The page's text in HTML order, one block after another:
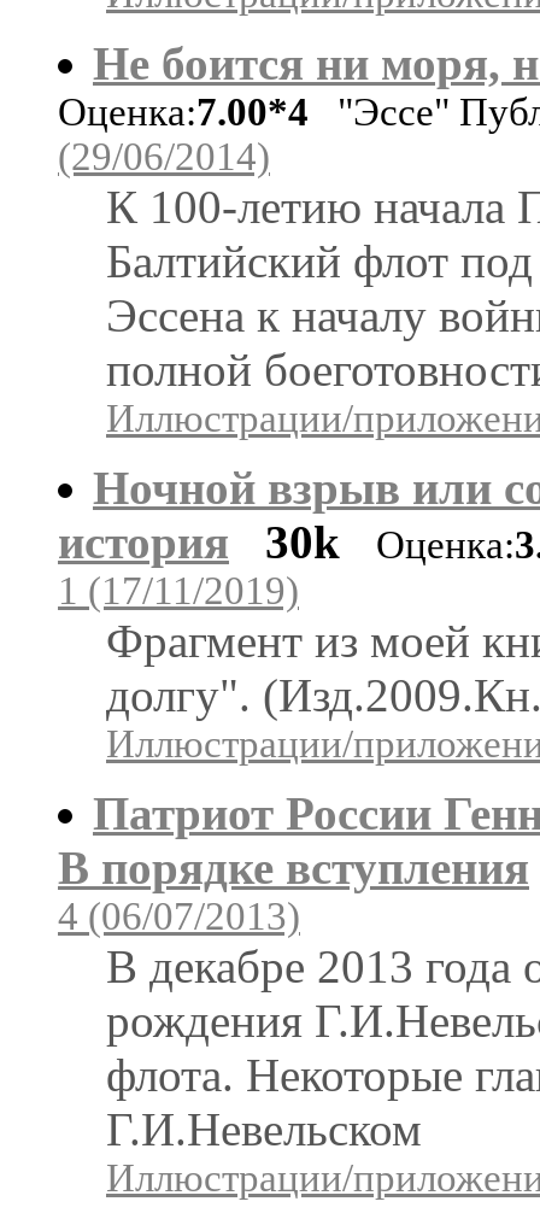
Не боится ни моря,
Оценка:7.00*4 "Эссе"
(29/06/2014)
К 100-летию начала
Балтийский флот
Эссена к началу
полной
Иллюстрации/
Ночной взрыв или
история
30k Оценка:
1 (17/11/2019)
Фрагмент из моей
долгу".
Иллюстрации/
Патриот России
В порядке вступления
4 (06/07/2013)
В декабре 2013 года
рождения
флота. Некоторые
Г.И.Невельском
Иллюстрации/